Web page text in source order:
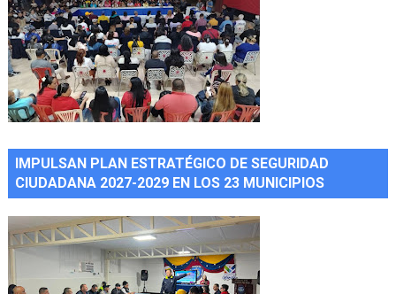
IMPULSAN PLAN ESTRATÉGICO DE SEGURIDAD
CIUDADANA 2027-2029 EN LOS 23 MUNICIPIOS